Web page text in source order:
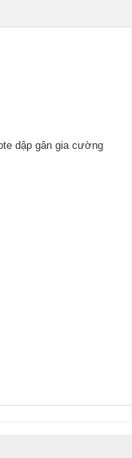
dập gân gia cường